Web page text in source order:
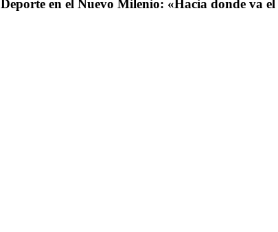
Deporte en el Nuevo Milenio: «Hacia donde va el